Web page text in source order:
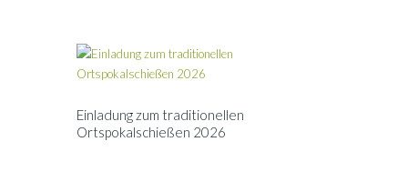
Einladung zum traditionellen
Ortspokalschießen 2026